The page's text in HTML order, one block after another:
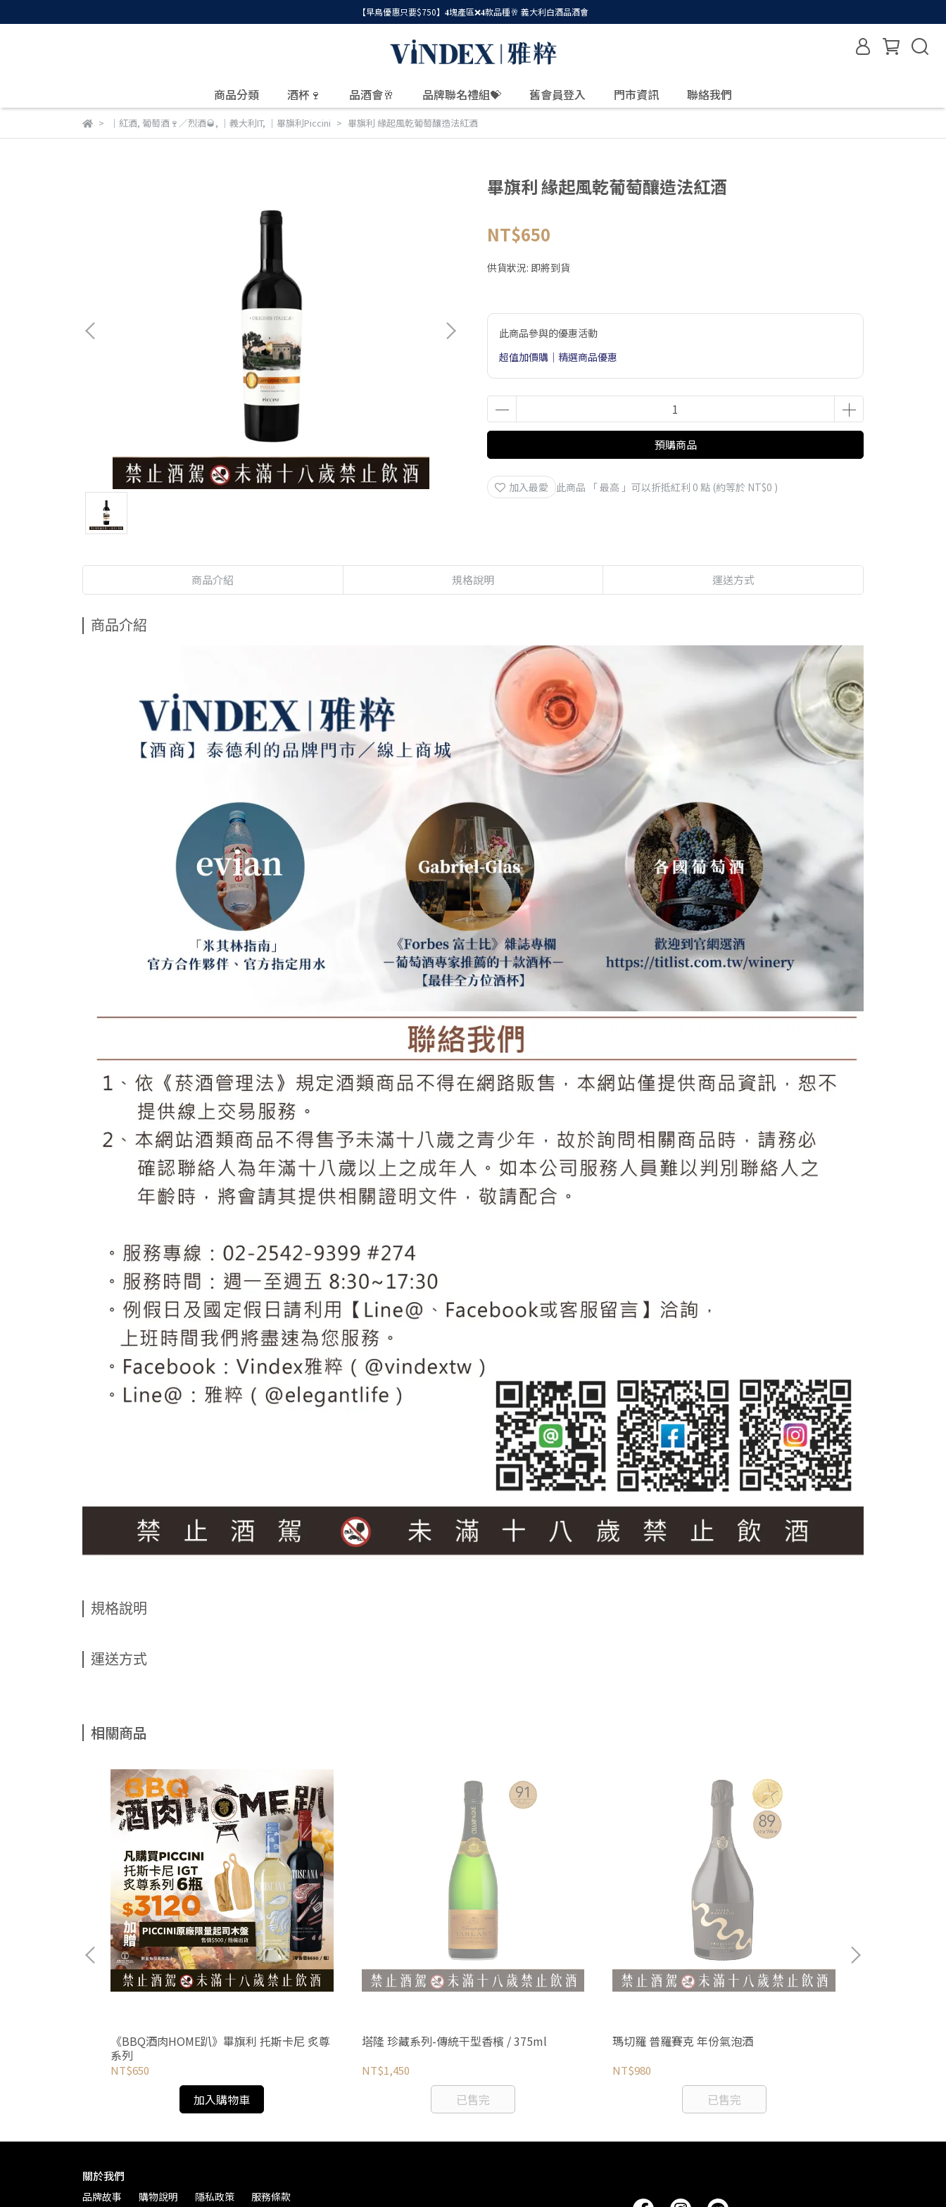
【早鳥優惠只要$750】𝟒塊產區❌𝟒款品種🥂 義大利白酒品酒會
商品分類 酒杯🍷 品酒會🥂 品牌聯名禮組💝 舊會員登入 門市資訊 聯絡我們
｜紅酒, 葡萄酒🍷／烈酒🥃, ｜義大利IT, ｜畢旗利Piccini 畢旗利 緣起風乾葡萄釀造法紅酒
畢旗利 緣起風乾葡萄釀造法紅酒
NT$650
供貨狀況: 即將到貨
此商品參與的優惠活動
超值加價購｜精選商品優惠
預購商品
加入最愛 此商品 「 最高 」可以折抵紅利 0 點 (約等於 NT$0 )
商品介紹 規格說明 運送方式
商品介紹
規格說明
運送方式
相關商品
《BBQ酒肉HOME趴》畢旗利 托斯卡尼 炙尊
系列
NT$650
加入購物車
塔隆 珍藏系列-傳統干型香檳 / 375ml
NT$1,450
已售完
瑪切羅 普羅賽克 年份氣泡酒
NT$980
已售完
關於我們
品牌故事 購物說明 隱私政策 服務條款